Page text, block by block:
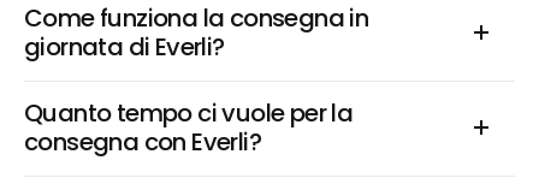
Come funziona la consegna in
giornata di Everli?
Quanto tempo ci vuole per la
consegna con Everli?